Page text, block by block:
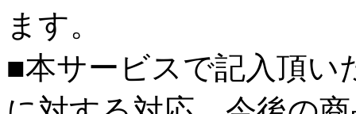
ます。
■本サービスで記入頂い